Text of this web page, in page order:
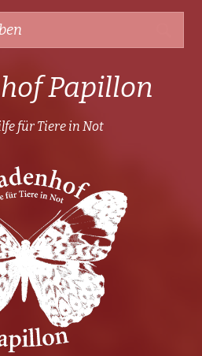
Papillon
für Tiere in Not